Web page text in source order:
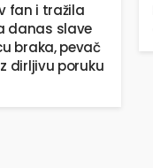
fan i tražila
danas slave
braka, pevač
dirljivu poruku